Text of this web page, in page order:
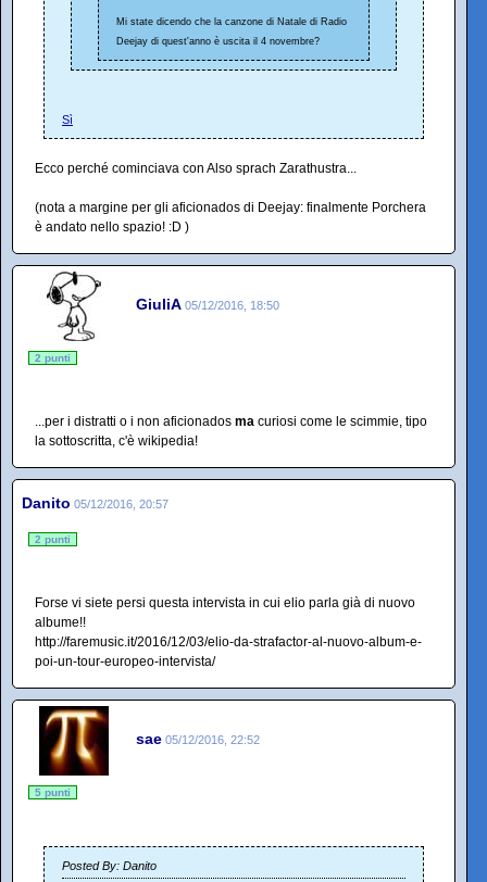
Mi state dicendo che la canzone di Natale di Radio
Deejay di quest'anno è uscita il 4 novembre?
Sì
Ecco perché cominciava con Also sprach Zarathustra...
(nota a margine per gli aficionados di Deejay: finalmente Porchera
è andato nello spazio! :D )
GiuliA 05/12/2016, 18:50
2 punti
...per i distratti o i non aficionados ma curiosi come le scimmie, tipo
la sottoscritta, c'è wikipedia!
Danito 05/12/2016, 20:57
2 punti
Forse vi siete persi questa intervista in cui elio parla già di nuovo
albume!!
http://faremusic.it/2016/12/03/elio-da-strafactor-al-nuovo-album-e-
poi-un-tour-europeo-intervista/
sae 05/12/2016, 22:52
5 punti
Posted By: Danito